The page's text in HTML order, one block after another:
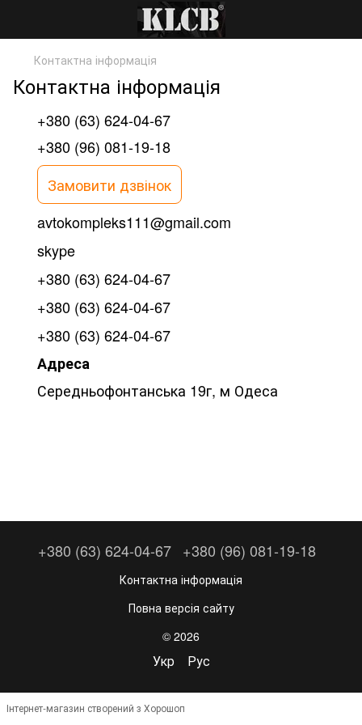
Контактна інформація
Контактна інформація
+380 (63) 624-04-67
+380 (96) 081-19-18
Замовити дзвінок
avtokompleks111@gmail.com
skype
+380 (63) 624-04-67
+380 (63) 624-04-67
+380 (63) 624-04-67
Адреса
Середньофонтанська 19г, м Одеса
+380 (63) 624-04-67 +380 (96) 081-19-18
Контактна інформація
Повна версія сайту
© 2026
Укр Рус
Інтернет-магазин створений з Хорошоп